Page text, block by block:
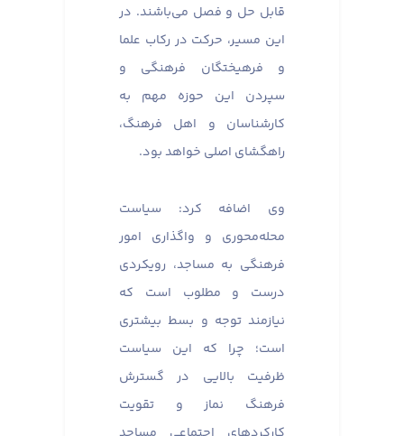
قابل حل و فصل می‌باشند. در
این مسیر، حرکت در رکاب علما
و فرهیختگان فرهنگی و
سپردن این حوزه مهم به
کارشناسان و اهل فرهنگ،
راهگشای اصلی خواهد بود.
وی اضافه کرد: سیاست
محله‌محوری و واگذاری امور
فرهنگی به مساجد، رویکردی
درست و مطلوب است که
نیازمند توجه و بسط بیشتری
است؛ چرا که این سیاست
ظرفیت بالایی در گسترش
فرهنگ نماز و تقویت